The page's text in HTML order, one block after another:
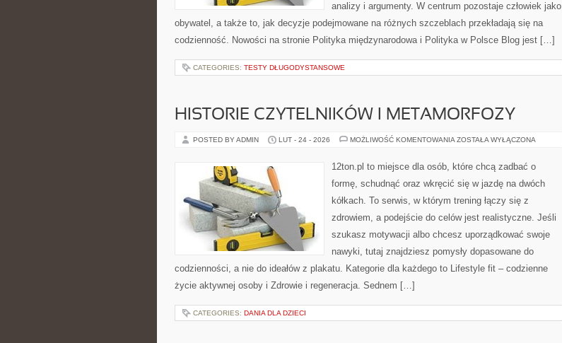
analizy i argumenty. W centrum pozostaje człowiek jako
obywatel, a także to, jak decyzje podejmowane na różnych szczeblach przekładają się na
codzienność. Nowości na stronie Polityka międzynarodowa i Polityka w Polsce Blog jest […]
CATEGORIES: TESTY DŁUGODYSTANSOWE
HISTORIE CZYTELNIKÓW I METAMORFOZY
POSTED BY ADMIN LUT - 24 - 2026 MOŻLIWOŚĆ KOMENTOWANIA HISTORIE
METAMORFOZY
ZOSTAŁA WYŁĄCZONA
12ton.pl to miejsce dla osób, które chcą zadbać o
formę, schudnąć oraz wkręcić się w jazdę na dwóch
kółkach. To serwis, w którym trening łączy się z
zdrowiem, a podejście do celów jest realistyczne. Jeśli
szukasz motywacji albo chcesz uporządkować swoje
nawyki, tutaj znajdziesz pomysły dopasowane do
codzienności, a nie do ideałów z plakatu. Kategorie dla każdego to Lifestyle fit – codzienne
życie aktywnej osoby i Zdrowie i regeneracja. Sednem […]
CATEGORIES: DANIA DLA DZIECI